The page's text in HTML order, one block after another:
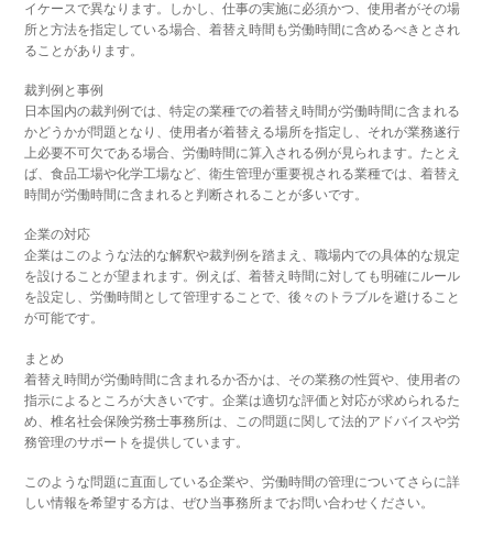
イケースで異なります。しかし、仕事の実施に必須かつ、使用者がその場
所と方法を指定している場合、着替え時間も労働時間に含めるべきとされ
ることがあります。
裁判例と事例
日本国内の裁判例では、特定の業種での着替え時間が労働時間に含まれる
かどうかが問題となり、使用者が着替える場所を指定し、それが業務遂行
上必要不可欠である場合、労働時間に算入される例が見られます。たとえ
ば、食品工場や化学工場など、衛生管理が重要視される業種では、着替え
時間が労働時間に含まれると判断されることが多いです。
企業の対応
企業はこのような法的な解釈や裁判例を踏まえ、職場内での具体的な規定
を設けることが望まれます。例えば、着替え時間に対しても明確にルール
を設定し、労働時間として管理することで、後々のトラブルを避けること
が可能です。
まとめ
着替え時間が労働時間に含まれるか否かは、その業務の性質や、使用者の
指示によるところが大きいです。企業は適切な評価と対応が求められるた
め、椎名社会保険労務士事務所は、この問題に関して法的アドバイスや労
務管理のサポートを提供しています。
このような問題に直面している企業や、労働時間の管理についてさらに詳
しい情報を希望する方は、ぜひ当事務所までお問い合わせください。